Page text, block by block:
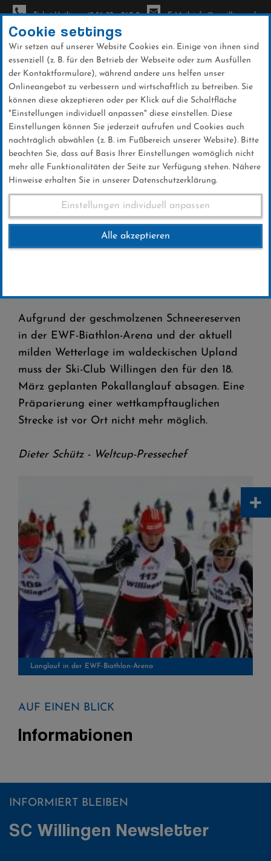
Direkt
zum
Inhalt
Ticket-Hotline: +49 56 32 - 960-0 E-Mail: info@sc-willingen.de
Pokallanglauf
Pokallanglauf
Aufgrund der geschmolzenen Schneereserven
in der EWF-Biathlon-Arena und der aktuell
milden Wetterlage im waldeckischen Upland
muss der Ski-Club Willingen den für den 18.
März geplanten Pokallanglauf absagen. Eine
Präparierung einer wettkampftauglichen
Strecke ist vor Ort nicht mehr möglich.
Dieter Schütz - Weltcup-Pressechef
Langlauf in der EWF-Biathlon-Arena
© SCW
AUF EINEN BLICK
Informationen
Cookie settings
Wir setzen auf unserer Website Cookies ein. Einige von ihnen sind
essenziell (z. B. für den Betrieb der Webseite oder zum Ausfüllen
der Kontaktformulare), während andere uns helfen unser
Onlineangebot zu verbessern und wirtschaftlich zu betreiben. Sie
können diese akzeptieren oder per Klick auf die Schaltfläche
"Einstellungen individuell anpassen" diese einstellen. Diese
Einstellungen können Sie jederzeit aufrufen und Cookies auch
nachträglich abwählen (z. B. im Fußbereich unserer Website). Bitte
beachten Sie, dass auf Basis Ihrer Einstellungen womöglich nicht
mehr alle Funktionalitäten der Seite zur Verfügung stehen. Nähere
Hinweise erhalten Sie in unserer Datenschutzerklärung.
Einstellungen individuell anpassen
Alle akzeptieren
INFORMIERT BLEIBEN
SC Willingen Newsletter
+